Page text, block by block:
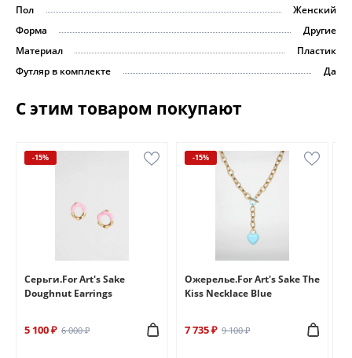
Пол
Женский
Форма
Другие
Материал
Пластик
Футляр в комплекте
Да
С этим товаром покупают
-15%
Серьги.For Art's Sake
Doughnut Earrings
5 100 ₽ 6 000 ₽
-15%
Ожерелье.For Art's Sake The
Kiss Necklace Blue
7 735 ₽ 9 100 ₽